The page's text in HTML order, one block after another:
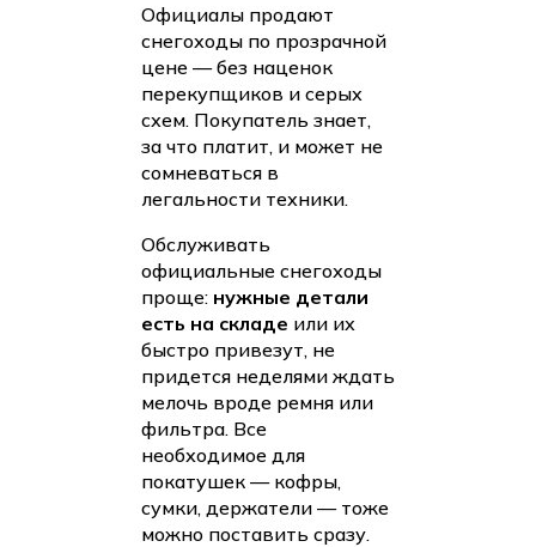
Официалы продают
снегоходы по прозрачной
цене — без наценок
перекупщиков и серых
схем. Покупатель знает,
за что платит, и может не
сомневаться в
легальности техники.
Обслуживать
официальные снегоходы
проще: нужные детали
есть на складе или их
быстро привезут, не
придется неделями ждать
мелочь вроде ремня или
фильтра. Все
необходимое для
покатушек — кофры,
сумки, держатели — тоже
можно поставить сразу.